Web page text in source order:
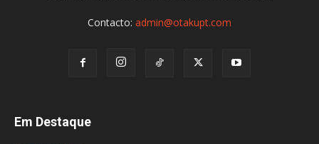
Contacto: admin@otakupt.com
Em Destaque